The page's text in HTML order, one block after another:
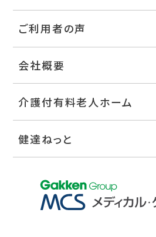
ご利用者の声
会社概要
介護付有料老人ホーム
健達ねっと